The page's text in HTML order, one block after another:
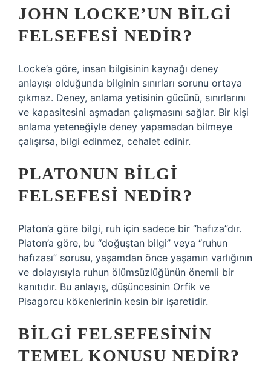
JOHN LOCKE’UN BILGI
FELSEFESI NEDIR?
Locke’a göre, insan bilgisinin kaynağı deney
anlayışı olduğunda bilginin sınırları sorunu ortaya
çıkmaz. Deney, anlama yetisinin gücünü, sınırlarını
ve kapasitesini aşmadan çalışmasını sağlar. Bir kişi
anlama yeteneğiyle deney yapamadan bilmeye
çalışırsa, bilgi edinmez, cehalet edinir.
PLATONUN BILGI
FELSEFESI NEDIR?
Platon’a göre bilgi, ruh için sadece bir “hafıza”dır.
Platon’a göre, bu “doğuştan bilgi” veya “ruhun
hafızası” sorusu, yaşamdan önce yaşamın varlığının
ve dolayısıyla ruhun ölümsüzlüğünün önemli bir
kanıtıdır. Bu anlayış, düşüncesinin Orfik ve
Pisagorcu kökenlerinin kesin bir işaretidir.
BILGI FELSEFESININ
TEMEL KONUSU NEDIR?